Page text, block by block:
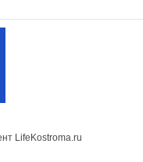
LifeKostroma.ru